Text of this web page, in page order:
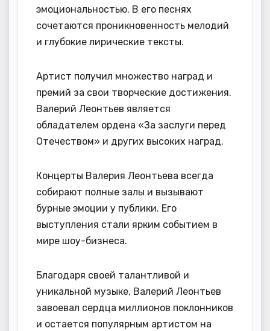
эмоциональностью. В его песнях
сочетаются проникновенность мелодий
и глубокие лирические тексты.
Артист получил множество наград и
премий за свои творческие достижения.
Валерий Леонтьев является
обладателем ордена «За заслуги перед
Отечеством» и других высоких наград.
Концерты Валерия Леонтьева всегда
собирают полные залы и вызывают
бурные эмоции у публики. Его
выступления стали ярким событием в
мире шоу-бизнеса.
Благодаря своей талантливой и
уникальной музыке, Валерий Леонтьев
завоевал сердца миллионов поклонников
и остается популярным артистом на